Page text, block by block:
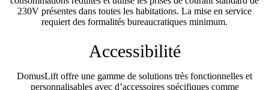
230V présentes dans toutes les habitations. La mise en service
requiert des formalités bureaucratiques minimum.
Accessibilité
DomusLift offre une gamme de solutions très fonctionnelles et
personnalisables avec d’accessoires spécifiques comme